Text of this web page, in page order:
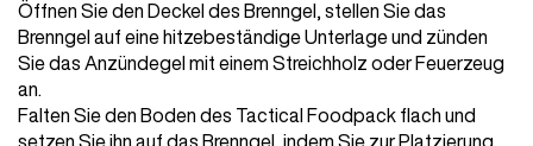
Öffnen Sie den Deckel des Brenngel, stellen Sie das
Brenngel auf eine hitzebeständige Unterlage und zünden
Sie das Anzündegel mit einem Streichholz oder Feuerzeug
an.
Falten Sie den Boden des Tactical Foodpack flach und
setzen Sie ihn auf das Brenngel, indem Sie zur Platzierung